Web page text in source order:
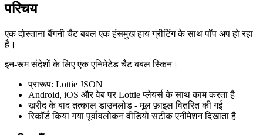
परिचय
एक दोस्ताना बैंगनी चैट बबल एक हंसमुख हाय ग्रीटिंग के साथ पॉप अप हो रहा
है।
इन-रूम संदेशों के लिए एक एनिमेटेड चैट बबल स्किन।
प्रारूप: Lottie JSON
Android, iOS और वेब पर Lottie प्लेयर्स के साथ काम करता है
खरीद के बाद तत्काल डाउनलोड - मूल फ़ाइल वितरित की गई
रिकॉर्ड किया गया पूर्वावलोकन वीडियो सटीक एनीमेशन दिखाता है